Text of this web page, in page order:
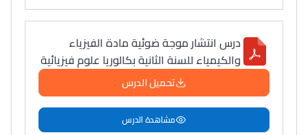
درس انتشار موجة ضوئية مادة الفيزياء
والكيمياء للسنة الثانية بكالوريا علوم فيزيائية
تحميل الدرس
مشاهدة الدرس